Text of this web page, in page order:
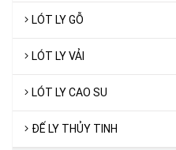
LÓT LY GỖ
LÓT LY VẢI
LÓT LY CAO SU
ĐẾ LY THỦY TINH